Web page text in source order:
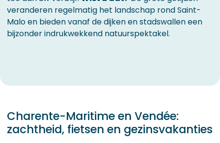
veranderen regelmatig het landschap rond Saint-
Malo en bieden vanaf de dijken en stadswallen een
bijzonder indrukwekkend natuurspektakel.
Charente-Maritime en Vendée:
zachtheid, fietsen en gezinsvakanties